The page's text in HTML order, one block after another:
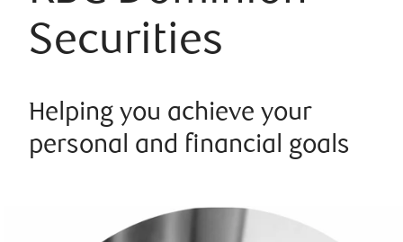
Securities
Helping you achieve your
personal and financial goals